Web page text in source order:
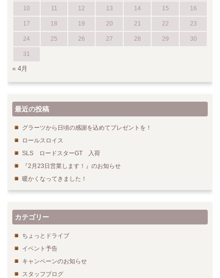
10 11 12 13 14 15 16
17 18 19 20 21 22 23
24 25 26 27 28 29 30
31
« 4月
最近の投稿
グラーツから日頃の感謝を込めてプレゼントを！
ロールスロイス
SLS ロードスターGT 入荷
『2月23日営業します！』のお知らせ
暖かくなってきました！
カテゴリー
ちょっとドライブ
イベント予告
キャンペーンのお知らせ
スタッフブログ